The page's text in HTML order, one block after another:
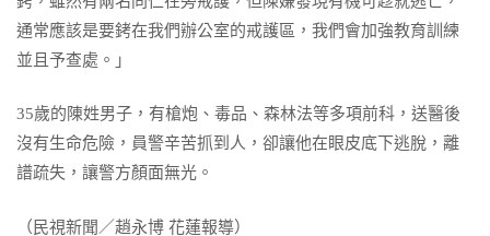
通常應該是要銬在我們辦公室的戒護區，我們會加強教育訓練
並且予查處。」
35歲的陳姓男子，有槍炮、毒品、森林法等多項前科，送醫後
沒有生命危險，員警辛苦抓到人，卻讓他在眼皮底下逃脫，離
譜疏失，讓警方顏面無光。
（民視新聞／趙永博 花蓮報導）